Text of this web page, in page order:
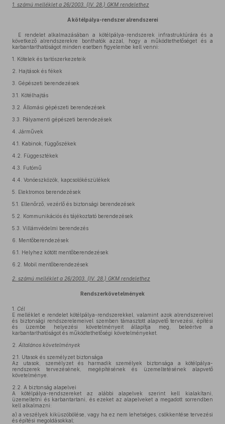
1. számú melléklet a 26/2003. (IV. 28.) GKM rendelethez
A kötélpálya-rendszer alrendszerei
E rendelet alkalmazásában a kötélpálya-rendszerek infrastruktúrára és a
következő alrendszerekre bonthatók azzal, hogy a működtethetőséget és a
karbantarthatóságot minden esetben figyelembe kell venni:
1.
Kötelek és tartószerkezeteik
2.
Hajtások és fékek
3.
Gépészeti berendezések
3.1.
Kötélhajtás
3.2. Állomási gépészeti berendezések
3.3.
Pályamenti gépészeti berendezések
4. Járművek
4.1.
Kabinok, függőszékek
4.2.
Függesztékek
4.3.
Futómű
4.4. Vonóeszközök, kapcsolókészülékek
5.
Elektromos berendezések
5.1.
Ellenőrző, vezérlő és biztonsági berendezések
5.2.
Kommunikációs és tájékoztató berendezések
5.3. Villámvédelmi berendezés
6.
Mentőberendezések
6.1.
Helyhez kötött mentőberendezések
6.2.
Mobil mentőberendezések
2. számú melléklet a 26/2003. (IV. 28.) GKM rendelethez
Rendszerkövetelmények
1. Cél
E melléklet e rendelet kötélpálya-rendszerekkel, valamint azok alrendszereivel
és biztonsági rendszerelemeivel szemben támasztott alapvető tervezési, építési
és üzembe helyezési követelményeit állapítja meg, beleértve a
karbantarthatóságot és működtethetőségi követelményeket.
2. Általános követelmények
2.1.
Utasok és személyzet biztonsága
Az utasok, személyzet és harmadik személyek biztonsága a kötélpálya-
rendszerek tervezésének, megépítésének és üzemeltetésének alapvető
követelménye.
2.2. A biztonság alapelvei
A kötélpálya-rendszereket az alábbi alapelvek szerint kell kialakítani,
üzemeltetni és karbantartani, és ezeket az alapelveket a megadott sorrendben
kell alkalmazni:
a) a veszélyek kiküszöbölése, vagy ha ez nem lehetséges, csökkentése tervezési
és építési megoldásokkal;